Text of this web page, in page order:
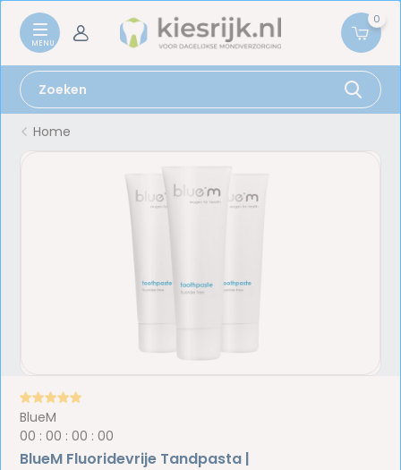
0
Home
BlueM
00 :00 :00 :00
BlueM Fluoridevrije Tandpasta |